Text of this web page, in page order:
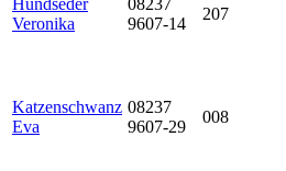
Hundseder
Veronika
08237
9607-14
207
Katzenschwanz
Eva
08237
9607-29
008